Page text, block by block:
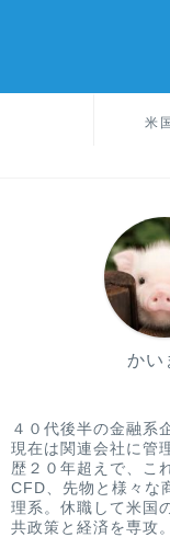
米
かい
４０代後半の金融系
現在は関連会社に管
歴２０年超えで、こ
CFD、先物と様々な
理系。休職して米国
共政策と経済を専攻